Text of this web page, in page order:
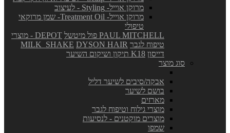
מרוקן אוייל- Styling - לעיצוב
מרוקן אוייל- Treatment Oil- שמן מרוקאי
טיפולי
PAUL MITCHELL פול מיטשל
DEPOT - מוצרי
טיפוח לגבר
MILK_SHAKE DYSON HAIR
דייסון K18 תיקון ושיקום השיער
סוג מוצר
אבקה/סיבים לשיער דליל
בושם לשיער
מארזים
מוצרי גילוח וטיפוח לגבר
מוצרים מוקטנים - לנסיעות
שמפו